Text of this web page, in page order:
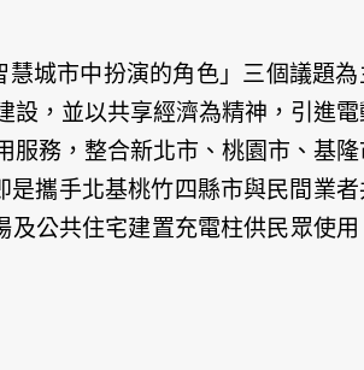
城市中扮演的角色」三個議題為
設，並以共享經濟為精神，引進
服務，整合新北市、桃園市、基
攜手北基桃竹四縣市與民間業者
公共住宅建置充電柱供民眾使